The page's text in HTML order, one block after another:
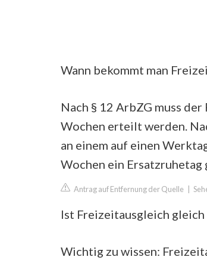
Wann bekommt man
Nach § 12 ArbZG muss
Wochen erteilt werden.
an einem auf einen
Wochen ein Ersatzruhetag
Antrag auf Entfernung der Quelle
Ist Freizeitausgleich gleich
Wichtig zu wissen: